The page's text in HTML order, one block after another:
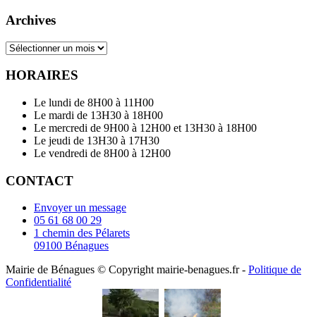
Archives
Archives
HORAIRES
Le lundi de 8H00 à 11H00
Le mardi de 13H30 à 18H00
Le mercredi de 9H00 à 12H00 et 13H30 à 18H00
Le jeudi de 13H30 à 17H30
Le vendredi de 8H00 à 12H00
CONTACT
Envoyer un message
05 61 68 00 29
1 chemin des Pélarets
09100 Bénagues
Mairie de Bénagues © Copyright mairie-benagues.fr - Politique de
Confidentialité